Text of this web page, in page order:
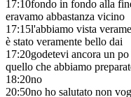
17:10fondo in fondo alla
eravamo abbastanza vicino
17:15l'abbiamo vista
è stato veramente bello dai
17:20godetevi ancora un
quello che abbiamo
18:20no
20:50no ho salutato non